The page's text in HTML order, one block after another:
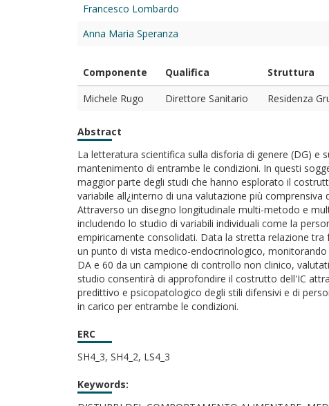
Francesco Lombardo
Anna Maria Speranza
Componente Qualifica Struttura
Michele Rugo
Direttore Sanitario Residenza
Abstract
La letteratura scientifica sulla disforia di genere (DG) e
mantenimento di entrambe le condizioni. In questi
maggior parte degli studi che hanno esplorato il
variabile all¿interno di una valutazione più
Attraverso un disegno longitudinale multi-metodo e
includendo lo studio di variabili individuali come la
empiricamente consolidati. Data la stretta relazione
un punto di vista medico-endocrinologico,
DA e 60 da un campione di controllo non clinico,
studio consentirà di approfondire il costrutto dell'IC
predittivo e psicopatologico degli stili difensivi e di
in carico per entrambe le condizioni.
ERC
SH4_3, SH4_2, LS4_3
Keywords: